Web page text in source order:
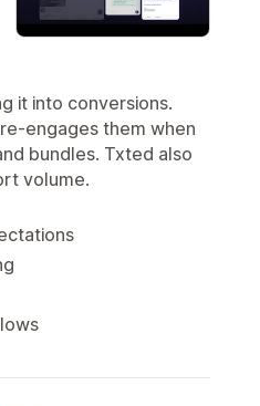
it into conversions.
engages them when
bundles. Txted also
volume.